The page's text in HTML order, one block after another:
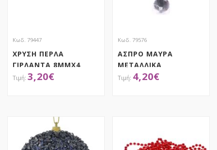
Κωδ. 79447
ΧΡΥΣΗ ΠΕΡΛΑ
ΓΙΡΛΑΝΤΑ 8ΜΜΧ4
ΜΕΤΡΑ
3,20€
Κωδ. 79576
ΑΣΠΡΟ ΜΑΥΡΑ
ΜΕΤΑΛΛΙΚΑ
ΚΟΥΔΟΥΝΙΑ 5ΕΚ ΣΕΤ 6
4,20€